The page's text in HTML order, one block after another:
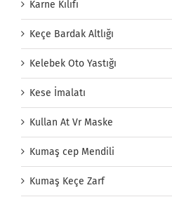
Karne Kılıfı
Keçe Bardak Altlığı
Kelebek Oto Yastığı
Kese İmalatı
Kullan At Vr Maske
Kumaş cep Mendili
Kumaş Keçe Zarf